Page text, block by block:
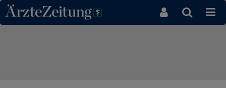
Direkt zum Inhaltsbereich